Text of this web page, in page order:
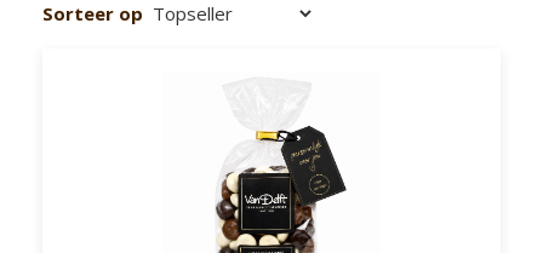
Sorteer op